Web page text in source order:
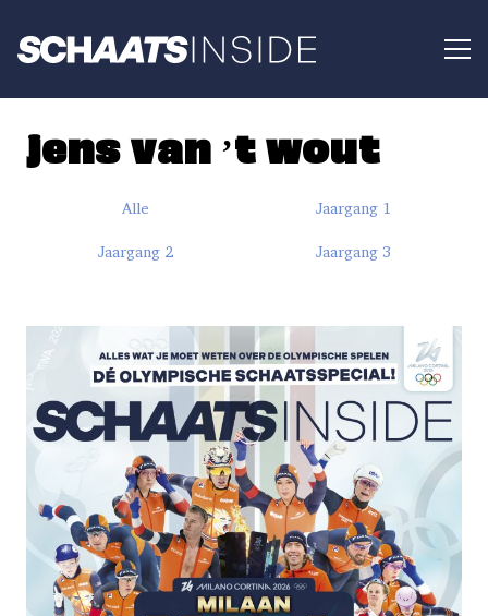
jens van ’t wout
Alle Jaargang 1
Jaargang 2 Jaargang 3